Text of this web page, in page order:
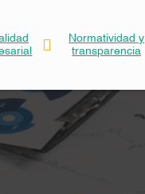
Normatividad y
transparencia